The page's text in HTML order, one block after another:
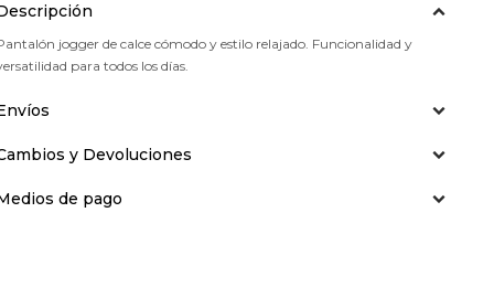
jogger de calce cómodo y estilo relajado. Funcionalidad y
para todos los días.
y Devoluciones
de pago